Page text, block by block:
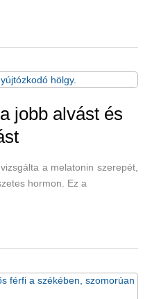
jobb alvást és
a melatonin szerepét,
hormon. Ez a